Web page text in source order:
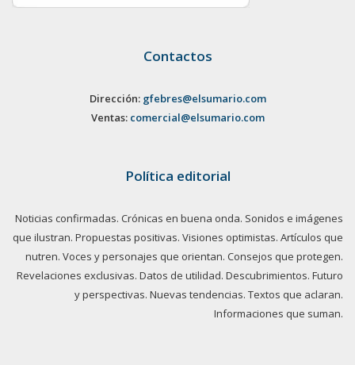
Contactos
Dirección: gfebres@elsumario.com
Ventas: comercial@elsumario.com
Política editorial
Noticias confirmadas. Crónicas en buena onda. Sonidos e imágenes
que ilustran. Propuestas positivas. Visiones optimistas. Artículos que
nutren. Voces y personajes que orientan. Consejos que protegen.
Revelaciones exclusivas. Datos de utilidad. Descubrimientos. Futuro
y perspectivas. Nuevas tendencias. Textos que aclaran.
Informaciones que suman.